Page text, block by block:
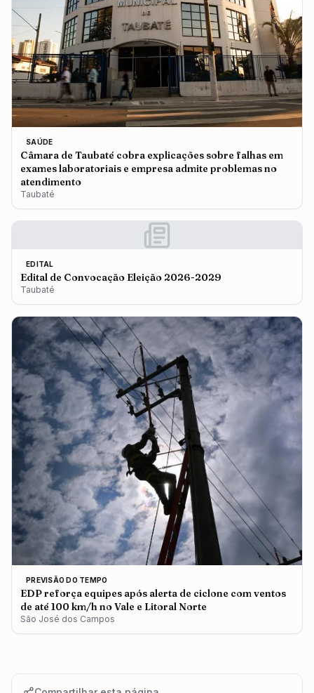
SAÚDE
Câmara de Taubaté cobra explicações sobre falhas em
exames laboratoriais e empresa admite problemas no
atendimento
Taubaté
EDITAL
Edital de Convocação Eleição 2026-2029
Taubaté
PREVISÃO DO TEMPO
EDP reforça equipes após alerta de ciclone com ventos
de até 100 km/h no Vale e Litoral Norte
São José dos Campos